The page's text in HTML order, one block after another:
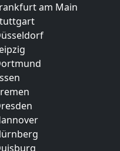
am Main